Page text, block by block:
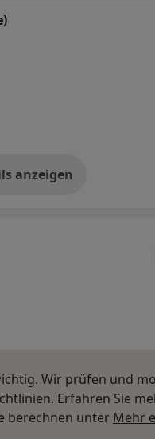
anzeigen
über die Adresse
Wir prüfen und
Erfahren Sie
berechnen unter Mehr